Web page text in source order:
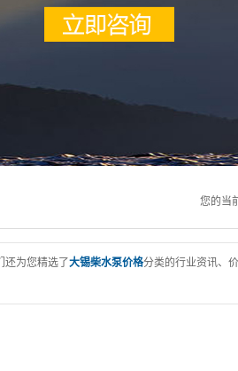
您的当
还为您精选了大锡柴水泵价格分类的行业资讯、